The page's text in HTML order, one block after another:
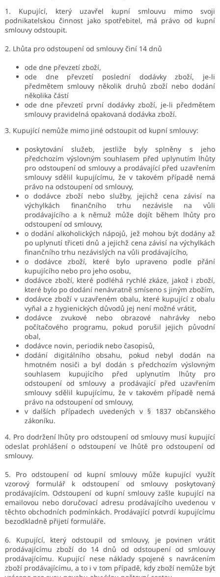
1. Kupující, který uzavřel kupní smlouvu mimo svoji
podnikatelskou činnost jako spotřebitel, má právo od kupní
smlouvy odstoupit.
2. Lhůta pro odstoupení od smlouvy činí 14 dnů
ode dne převzetí zboží,
ode dne převzetí poslední dodávky zboží, je-li
předmětem smlouvy několik druhů zboží nebo dodání
několika částí
ode dne převzetí první dodávky zboží, je-li předmětem
smlouvy pravidelná opakovaná dodávka zboží.
3. Kupující nemůže mimo jiné odstoupit od kupní smlouvy:
poskytování služeb, jestliže byly splněny s jeho
předchozím výslovným souhlasem před uplynutím lhůty
pro odstoupení od smlouvy a prodávající před uzavřením
smlouvy sdělil kupujícímu, že v takovém případě nemá
právo na odstoupení od smlouvy,
o dodávce zboží nebo služby, jejichž cena závisí na
výchylkách finančního trhu nezávisle na vůli
prodávajícího a k němuž může dojít během lhůty pro
odstoupení od smlouvy,
o dodání alkoholických nápojů, jež mohou být dodány až
po uplynutí třiceti dnů a jejichž cena závisí na výchylkách
finančního trhu nezávislých na vůli prodávajícího,
o dodávce zboží, které bylo upraveno podle přání
kupujícího nebo pro jeho osobu,
dodávce zboží, které podléhá rychlé zkáze, jakož i zboží,
které bylo po dodání nenávratně smíseno s jiným zbožím,
dodávce zboží v uzavřeném obalu, které kupující z obalu
vyňal a z hygienických důvodů jej není možné vrátit,
dodávce zvukové nebo obrazové nahrávky nebo
počítačového programu, pokud porušil jejich původní
obal,
dodávce novin, periodik nebo časopisů,
dodání digitálního obsahu, pokud nebyl dodán na
hmotném nosiči a byl dodán s předchozím výslovným
souhlasem kupujícího před uplynutím lhůty pro
odstoupení od smlouvy a prodávající před uzavřením
smlouvy sdělil kupujícímu, že v takovém případě nemá
právo na odstoupení od smlouvy,
v dalších případech uvedených v § 1837 občanského
zákoníku.
4. Pro dodržení lhůty pro odstoupení od smlouvy musí kupující
odeslat prohlášení o odstoupení ve lhůtě pro odstoupení od
smlouvy.
5. Pro odstoupení od kupní smlouvy může kupující využít
vzorový formulář k odstoupení od smlouvy poskytovaný
prodávajícím. Odstoupení od kupní smlouvy zašle kupující na
emailovou nebo doručovací adresu prodávajícího uvedenou v
těchto obchodních podmínkách. Prodávající potvrdí kupujícímu
bezodkladně přijetí formuláře.
6. Kupující, který odstoupil od smlouvy, je povinen vrátit
prodávajícímu zboží do 14 dnů od odstoupení od smlouvy
prodávajícímu. Kupující nese náklady spojené s navrácením
zboží prodávajícímu, a to i v tom případě, kdy zboží nemůže být